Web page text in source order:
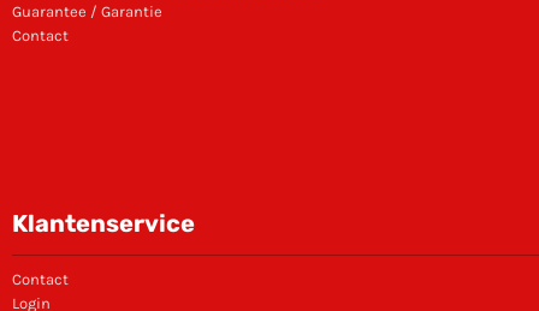
Guarantee / Garantie
Contact
Klantenservice
Contact
Login